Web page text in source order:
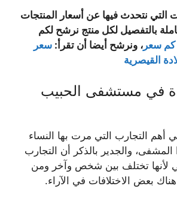
التي نتحدث فيها عن أسعار المنتجات
بالتفصيل لكل منتج نرشح لكم
كم سعر ، ونرشح أيضا أن تقرأ: سعر
في مستشفى الحبيب
أهم التجارب التي مرت بها النساء
المشفى، والجدير بالذكر أن التجارب
لأنها تختلف بين شخص وآخر ومن
بعض الاختلافات في الآراء.